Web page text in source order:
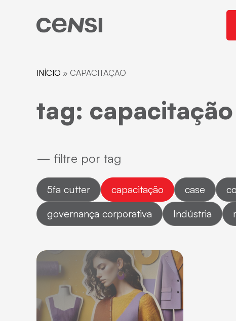
INÍCIO » CAPACITAÇÃO
tag: capacitação
— filtre por tag
5fa cutter capacitação case
governança corporativa
Indústria